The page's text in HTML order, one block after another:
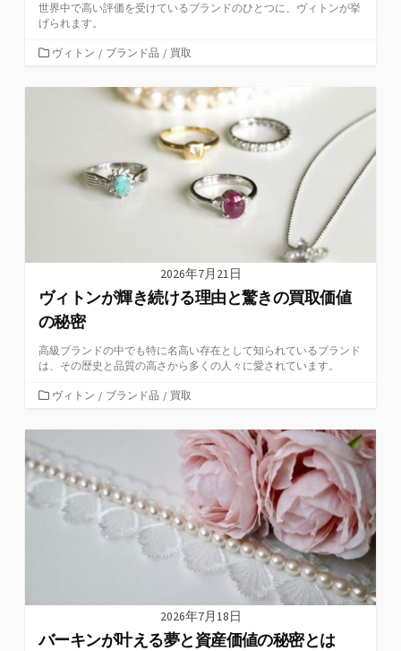
世界中で高い評価を受けているブランドのひとつに、ヴィトンが挙
げられます。
カ
ゴ
ヴィトン / ブランド品 / 買取
2026年7月21日
ヴィトンが輝き続ける理由と驚きの買取価値
の秘密
高級ブランドの中でも特に名高い存在として知られているブランド
は、その歴史と品質の高さから多くの人々に愛されています。
カ
ゴ
ー
ヴィトン / ブランド品 / 買取
2026年7月18日
バーキンが叶える夢と資産価値の秘密とは